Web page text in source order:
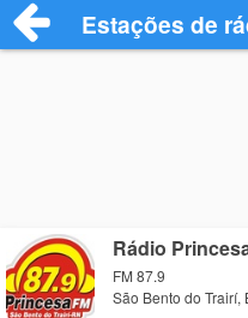
Estações de
Rádio
FM 87.9
São Bento do Trairí,